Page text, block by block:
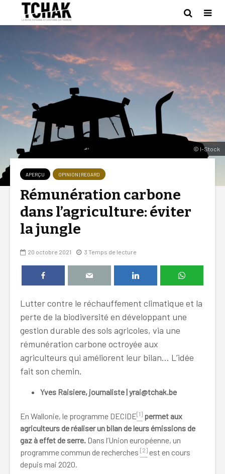
© I-Stock
APERÇU OPINION | REGARD
Rémunération carbone
dans l’agriculture: éviter
la jungle
20 octobre 2021 3 Temps de lecture
Lutter contre le réchauffement climatique et la
perte de la biodiversité en développant une
gestion durable des sols agricoles, via une
rémunération carbone octroyée aux
agriculteurs qui améliorent leur bilan… L’idée
fait son chemin.
Yves Raisiere, journaliste | yrai@tchak.be
En Wallonie, le programme DECIDE[1] permet aux
agriculteurs de réaliser un bilan de leurs émissions de
gaz à effet de serre. Dans l’Union européenne, un
programme commun de recherches [2] est en cours
depuis mai 2020.